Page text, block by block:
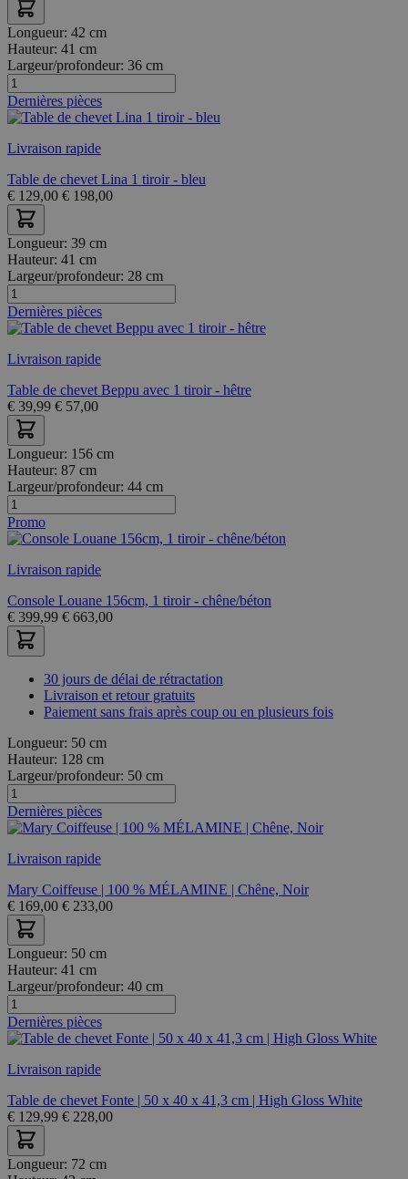
Longueur: 42 cm
Hauteur: 41 cm
Largeur/profondeur: 36 cm
Dernières pièces
Livraison rapide
Table de chevet Lina 1 tiroir - bleu
€ 129,00 € 198,00
Longueur: 39 cm
Hauteur: 41 cm
Largeur/profondeur: 28 cm
Dernières pièces
Livraison rapide
Table de chevet Beppu avec 1 tiroir - hêtre
€ 39,99 € 57,00
Longueur: 156 cm
Hauteur: 87 cm
Largeur/profondeur: 44 cm
Promo
Livraison rapide
Console Louane 156cm, 1 tiroir - chêne/béton
€ 399,99 € 663,00
30 jours de délai de rétractation
Livraison et retour gratuits
Paiement sans frais après coup ou en plusieurs fois
Longueur: 50 cm
Hauteur: 128 cm
Largeur/profondeur: 50 cm
Dernières pièces
Livraison rapide
Mary Coiffeuse | 100 % MÉLAMINE | Chêne, Noir
€ 169,00 € 233,00
Longueur: 50 cm
Hauteur: 41 cm
Largeur/profondeur: 40 cm
Dernières pièces
Livraison rapide
Table de chevet Fonte | 50 x 40 x 41,3 cm | High Gloss White
€ 129,99 € 228,00
Longueur: 72 cm